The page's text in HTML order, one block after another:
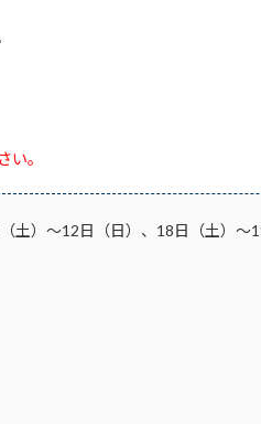
。
土）～12日（日）、18日（土）～